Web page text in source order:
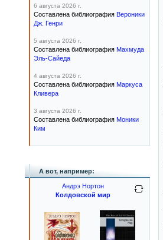
6 августа 2026 г.
Составлена библиография Вероники
Дж. Генри
5 августа 2026 г.
Составлена библиография Махмуда
Эль-Сайеда
4 августа 2026 г.
Составлена библиография Маркуса
Кливера
3 августа 2026 г.
Составлена библиография Моники
Ким
А вот, например:
Андрэ Нортон
Колдовской мир